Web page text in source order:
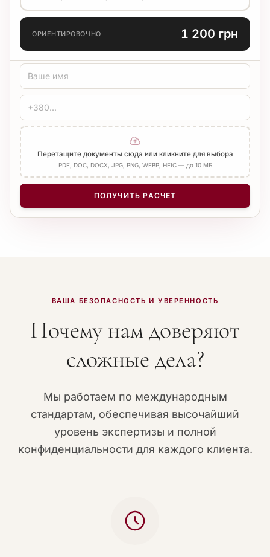
ТИП ПЕРЕВОДА
ЗАВЕРЕНИЕ
Печать бюро Нотариус
Добавить Апостиль
КОЛИЧЕСТВО СТРАНИЦ
ОРИЕНТИРОВОЧНО 1 200 грн
Перетащите документы сюда или кликните для выбора
PDF, DOC, DOCX, JPG, PNG, WEBP, HEIC — до 10 МБ
ПОЛУЧИТЬ РАСЧЕТ
ВАША БЕЗОПАСНОСТЬ И УВЕРЕННОСТЬ
Почему нам доверяют
сложные дела?
Мы работаем по международным
стандартам, обеспечивая высочайший
уровень экспертизы и полной
конфиденциальности для каждого клиента.